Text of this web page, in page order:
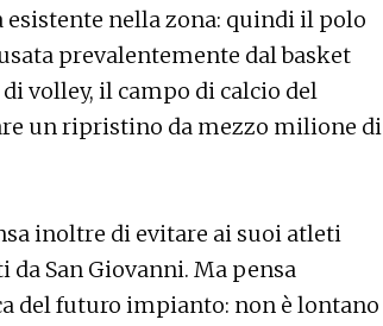
nella zona: quindi il polo
prevalentemente dal basket
volley, il campo di calcio del
un ripristino da mezzo milione di
inoltre di evitare ai suoi atleti
San Giovanni. Ma pensa
del futuro impianto: non è lontano